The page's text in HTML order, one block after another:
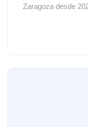
Zaragoza desde